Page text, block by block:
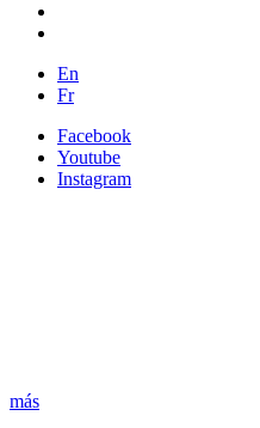
En
Fr
Facebook
Youtube
Instagram
más